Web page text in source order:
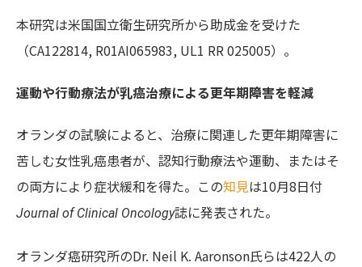
本研究は米国国立衛生研究所から助成金を受けた
（CA122814, R01AI065983, UL1 RR 025005）。
運動や行動療法が乳癌治療による更年期障害を軽減
オランダの試験によると、治療に関連した更年期障害に
苦しむ女性乳癌患者が、認知行動療法や運動、またはそ
の両方により症状緩和を得た。この知見は10月8日付
Journal of Clinical Oncology誌に発表された。
オランダ癌研究所のDr. Neil K. Aaronson氏らは422人の